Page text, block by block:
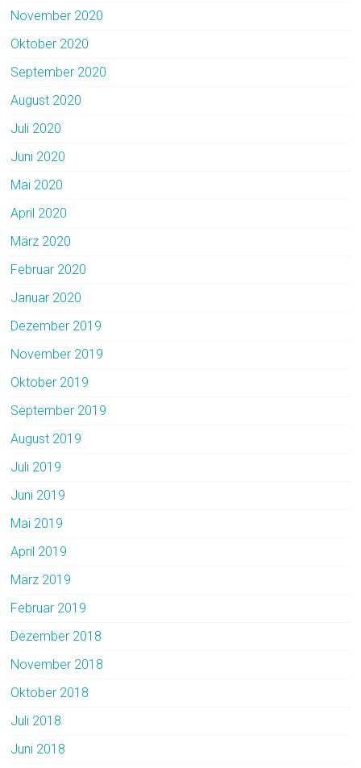
November 2020
Oktober 2020
September 2020
August 2020
Juli 2020
Juni 2020
Mai 2020
April 2020
März 2020
Februar 2020
Januar 2020
Dezember 2019
November 2019
Oktober 2019
September 2019
August 2019
Juli 2019
Juni 2019
Mai 2019
April 2019
März 2019
Februar 2019
Dezember 2018
November 2018
Oktober 2018
Juli 2018
Juni 2018